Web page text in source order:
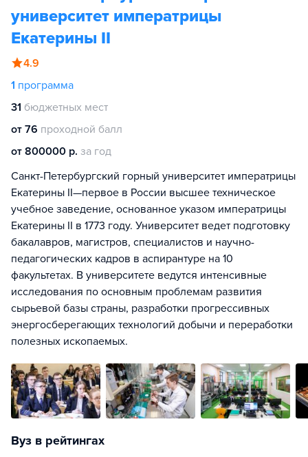
университет императрицы
Екатерины II
4.9
1 программа
31 бюджетных мест
от 76 проходной балл
от 800000 р. за год
Санкт-Петербургский горный университет императрицы
Екатерины II—первое в России высшее техническое
учебное заведение, основанное указом императрицы
Екатерины II в 1773 году. Университет ведет подготовку
бакалавров, магистров, специалистов и научно-
педагогических кадров в аспирантуре на 10
факультетах. В университете ведутся интенсивные
исследования по основным проблемам развития
сырьевой базы страны, разработки прогрессивных
энергосберегающих технологий добычи и переработки
полезных ископаемых.
Вуз в рейтингах